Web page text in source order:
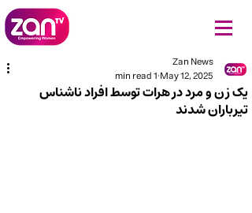
یک زن و مرد در هرات توسط افراد ناشناس
تیرباران شدند
Zan News
May 12, 2025
1 min read